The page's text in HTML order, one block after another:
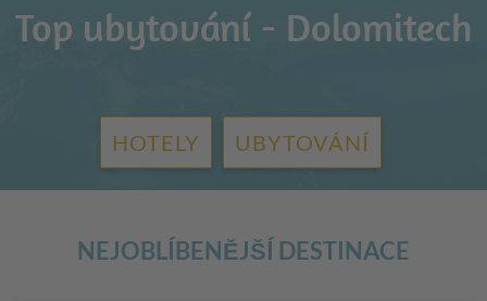
Top ubytování - Dolomitech
HOTELY UBYTOVÁNÍ
NEJOBLÍBENĚJŠÍ DESTINACE